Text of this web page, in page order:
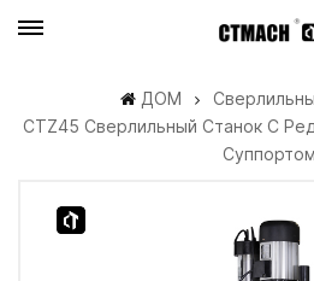
ДОМ
CTZ45 Сверлильный Станок С
Суппортом